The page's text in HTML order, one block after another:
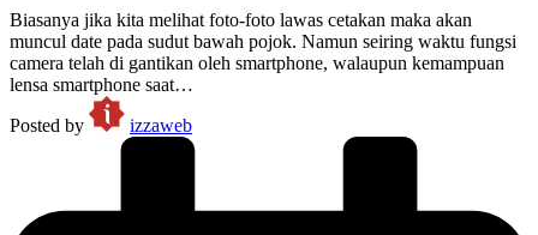
Biasanya jika kita melihat foto-foto lawas cetakan maka akan
muncul date pada sudut bawah pojok. Namun seiring waktu fungsi
camera telah di gantikan oleh smartphone, walaupun kemampuan
lensa smartphone saat…
Posted by
izzaweb